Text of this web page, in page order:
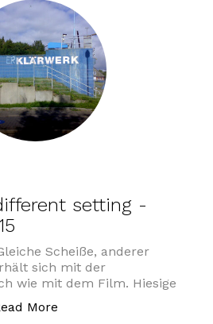
setting -
Scheiße, anderer
sich mit der
wie mit dem Film. Hiesige
More